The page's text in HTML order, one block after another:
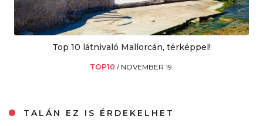
Top 10 látnivaló Mallorcán, térképpel!
TOP10 / NOVEMBER 19.
TALÁN EZ IS ÉRDEKELHET